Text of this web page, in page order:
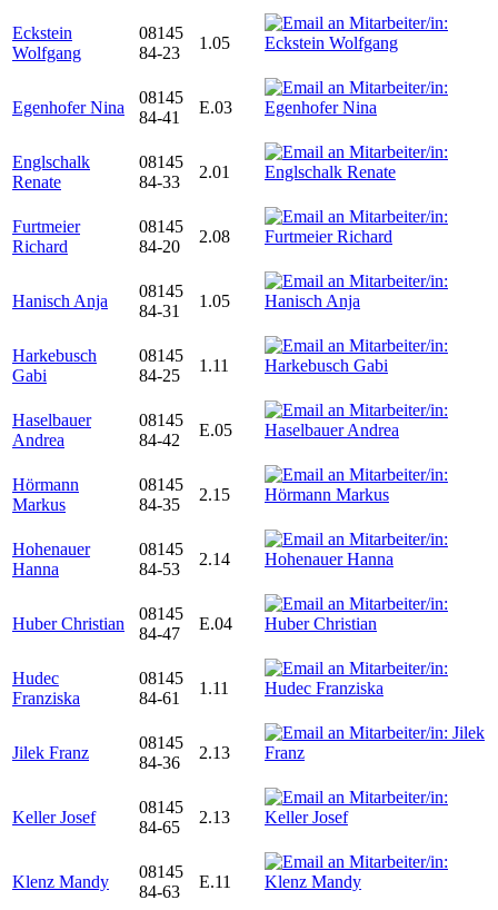
Eckstein
Wolfgang
08145
84-23
1.05
Egenhofer Nina
08145
84-41
E.03
Englschalk
Renate
08145
84-33
2.01
Furtmeier
Richard
08145
84-20
2.08
Hanisch Anja
08145
84-31
1.05
Harkebusch
Gabi
08145
84-25
1.11
Haselbauer
Andrea
08145
84-42
E.05
Hörmann
Markus
08145
84-35
2.15
Hohenauer
Hanna
08145
84-53
2.14
Huber Christian
08145
84-47
E.04
Hudec
Franziska
08145
84-61
1.11
Jilek Franz
08145
84-36
2.13
Keller Josef
08145
84-65
2.13
Klenz Mandy
08145
84-63
E.11